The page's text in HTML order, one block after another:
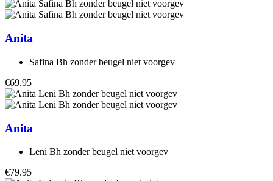
Anita
Safina Bh zonder beugel niet voorgev
€69.95
Anita
Leni Bh zonder beugel niet voorgev
€79.95